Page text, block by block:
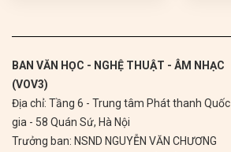
BAN VĂN HỌC - NGHỆ THUẬT - ÂM NHẠC
(VOV3)
Địa chỉ: Tầng 6 - Trung tâm Phát thanh Quốc
gia - 58 Quán Sứ, Hà Nội
Trưởng ban: NSND NGUYỄN VĂN CHƯƠNG